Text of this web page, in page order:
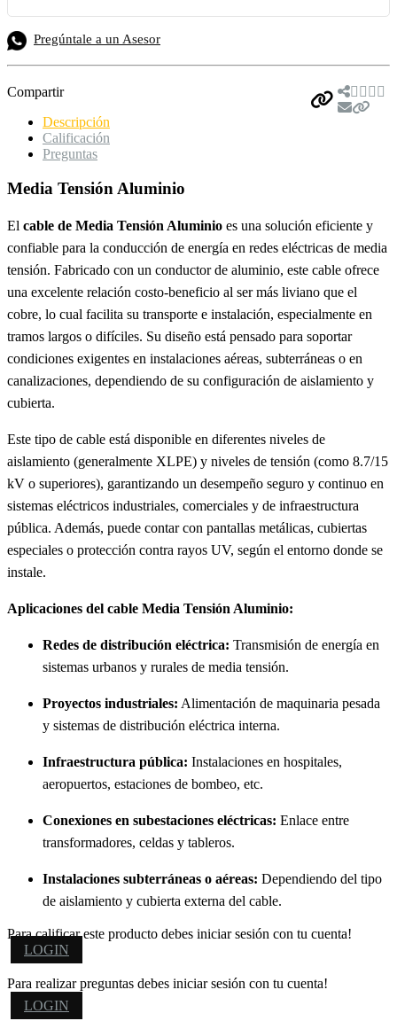
Pregúntale a un Asesor
Compartir
Descripción
Calificación
Preguntas
Media Tensión Aluminio
El cable de Media Tensión Aluminio es una solución eficiente y
confiable para la conducción de energía en redes eléctricas de media
tensión. Fabricado con un conductor de aluminio, este cable ofrece
una excelente relación costo-beneficio al ser más liviano que el
cobre, lo cual facilita su transporte e instalación, especialmente en
tramos largos o difíciles. Su diseño está pensado para soportar
condiciones exigentes en instalaciones aéreas, subterráneas o en
canalizaciones, dependiendo de su configuración de aislamiento y
cubierta.
Este tipo de cable está disponible en diferentes niveles de
aislamiento (generalmente XLPE) y niveles de tensión (como 8.7/15
kV o superiores), garantizando un desempeño seguro y continuo en
sistemas eléctricos industriales, comerciales y de infraestructura
pública. Además, puede contar con pantallas metálicas, cubiertas
especiales o protección contra rayos UV, según el entorno donde se
instale.
Aplicaciones del cable Media Tensión Aluminio:
Redes de distribución eléctrica: Transmisión de energía en
sistemas urbanos y rurales de media tensión.
Proyectos industriales: Alimentación de maquinaria pesada
y sistemas de distribución eléctrica interna.
Infraestructura pública: Instalaciones en hospitales,
aeropuertos, estaciones de bombeo, etc.
Conexiones en subestaciones eléctricas: Enlace entre
transformadores, celdas y tableros.
Instalaciones subterráneas o aéreas: Dependiendo del tipo
de aislamiento y cubierta externa del cable.
Para calificar este producto debes iniciar sesión con tu cuenta!
LOGIN
Para realizar preguntas debes iniciar sesión con tu cuenta!
LOGIN